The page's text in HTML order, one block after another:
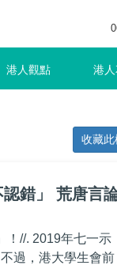
港人觀點 港
收藏此
認錯」 荒唐言
！//. 2019年七一示
過，港大學生會前